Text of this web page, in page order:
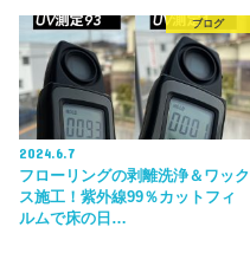
ブログ
2024.6.7
フローリングの剥離洗浄＆ワック
ス施工！紫外線99％カットフィ
ルムで床の日…